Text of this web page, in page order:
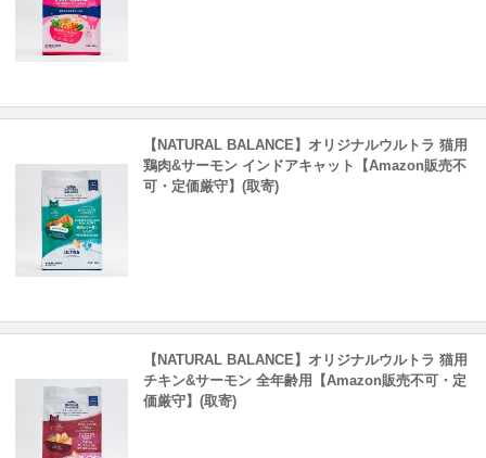
【NATURAL BALANCE】オリジナルウルトラ 猫用
鶏肉&サーモン インドアキャット【Amazon販売不
可・定価厳守】(取寄)
【NATURAL BALANCE】オリジナルウルトラ 猫用
チキン&サーモン 全年齢用【Amazon販売不可・定
価厳守】(取寄)